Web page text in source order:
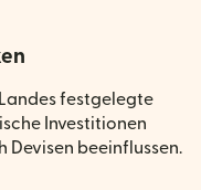
festgelegte
Investitionen
beeinflussen.